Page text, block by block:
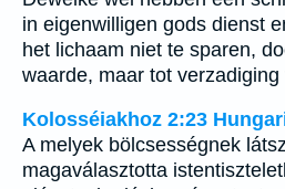
in eigenwilligen gods dienst
het lichaam niet te sparen,
waarde, maar tot
Kolosséiakhoz 2:23
A melyek bölcsességnek
magaválasztotta